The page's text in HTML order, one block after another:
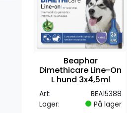
Beaphar
Dimethicare Line-On
L hund 3x4,5ml
Art:
BEA15388
Lager:
På lager